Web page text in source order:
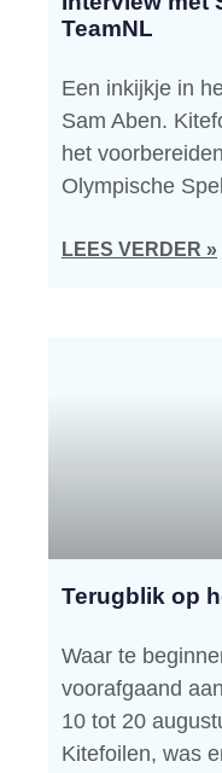
TeamNL
Een inkijkje in
Sam Aben.
het
Olympische
LEES VERDER »
Terugblik op
Waar te
voorafgaand
10 tot 20
Kitefoilen, was